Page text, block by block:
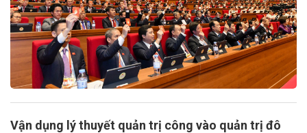
Vận dụng lý thuyết quản trị công vào quản trị đô